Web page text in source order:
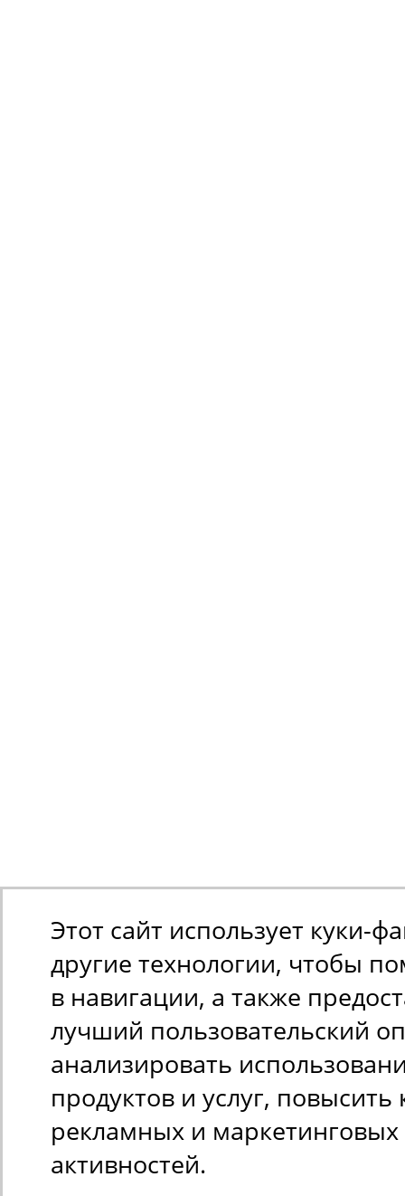
Этот сайт использует куки-
другие технологии, чтобы
в навигации, а также
лучший пользовательский
анализировать
продуктов и услуг, повысить
рекламных и маркетинговых
активностей.